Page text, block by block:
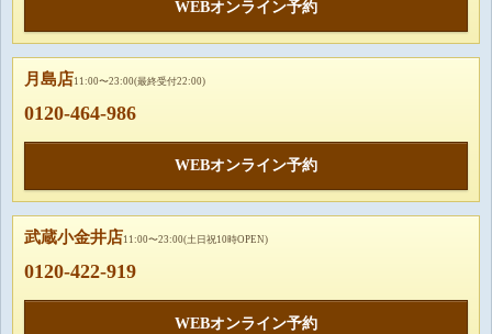
WEBオンライン予約
月島店11:00〜23:00(最終受付22:00)
0120-464-986
WEBオンライン予約
武蔵小金井店11:00〜23:00(土日祝10時OPEN)
0120-422-919
WEBオンライン予約